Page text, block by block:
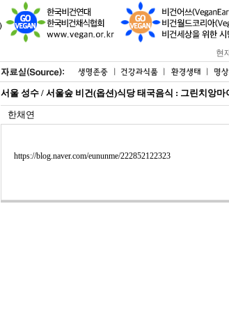
현
서울 성수 / 서울숲 비건(옵션)식당 태국음식 : 그린치앙마
한채연
https://blog.naver.com/eununme/222852122323